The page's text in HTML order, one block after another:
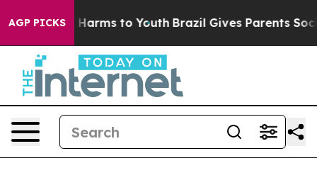
AGP PICKS
Abate Harms to Youth Brazil Gives Parents Social